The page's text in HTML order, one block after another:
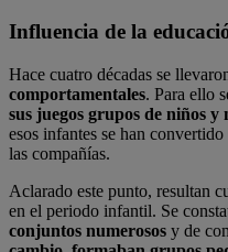
Influencia de la
Hace cuatro décadas se
comportamentales. Para ello
sus juegos grupos de niños y
esos infantes se han
las compañías.
Aclarado este punto, resultan
en el periodo infantil. Se
conjuntos numerosos y de